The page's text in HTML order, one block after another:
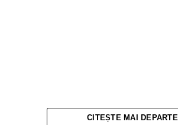
CITEȘTE MAI DEPARTE